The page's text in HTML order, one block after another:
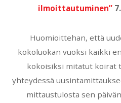
ilmoittautuminen”
Huomioittehan, että
kokoluokan vuoksi kaikki
kokoisiksi mitatut koirat
yhteydessä
mittaustulosta sen